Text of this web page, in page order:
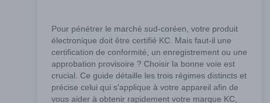
Pour pénétrer le marché sud-coréen, votre produit
électronique doit être certifié KC. Mais faut-il une
certification de conformité, un enregistrement ou une
approbation provisoire ? Choisir la bonne voie est
crucial. Ce guide détaille les trois régimes distincts et
précise celui qui s'applique à votre appareil afin de
vous aider à obtenir rapidement votre marque KC,